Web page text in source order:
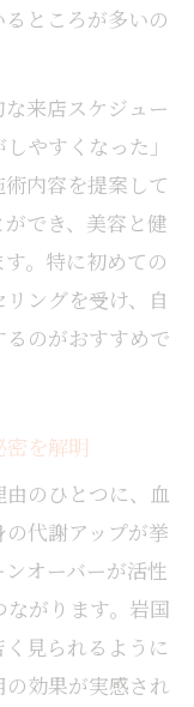
ところが多いの
来店スケジュー
やすくなった」
内容を提案して
でき、美容と健
。特に初めての
ングを受け、自
のがおすすめで
密を解明
のひとつに、血
代謝アップが挙
オーバーが活性
がります。岩国
見られるように
効果が実感され